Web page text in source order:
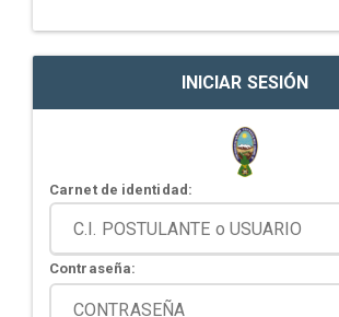
INICIAR SESIÓN
Carnet de identidad:
Contraseña: